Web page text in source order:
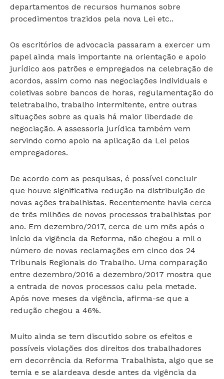
departamentos de recursos humanos sobre
procedimentos trazidos pela nova Lei etc..
Os escritórios de advocacia passaram a exercer um
papel ainda mais importante na orientação e apoio
jurídico aos patrões e empregados na celebração de
acordos, assim como nas negociações individuais e
coletivas sobre bancos de horas, regulamentação do
teletrabalho, trabalho intermitente, entre outras
situações sobre as quais há maior liberdade de
negociação. A assessoria jurídica também vem
servindo como apoio na aplicação da Lei pelos
empregadores.
De acordo com as pesquisas, é possível concluir
que houve significativa redução na distribuição de
novas ações trabalhistas. Recentemente havia cerca
de três milhões de novos processos trabalhistas por
ano. Em dezembro/2017, cerca de um mês após o
início da vigência da Reforma, não chegou a mil o
número de novas reclamações em cinco dos 24
Tribunais Regionais do Trabalho. Uma comparação
entre dezembro/2016 a dezembro/2017 mostra que
a entrada de novos processos caiu pela metade.
Após nove meses da vigência, afirma-se que a
redução chegou a 46%.
Muito ainda se tem discutido sobre os efeitos e
possíveis violações dos direitos dos trabalhadores
em decorrência da Reforma Trabalhista, algo que se
temia e se alardeava desde antes da vigência da